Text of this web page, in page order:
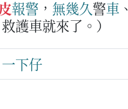
報警 ， 無幾久警車 、
護車就來了。）
一下仔